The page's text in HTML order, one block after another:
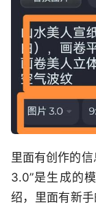
里面有创作的
3.0”是生成的
绍，里面有新